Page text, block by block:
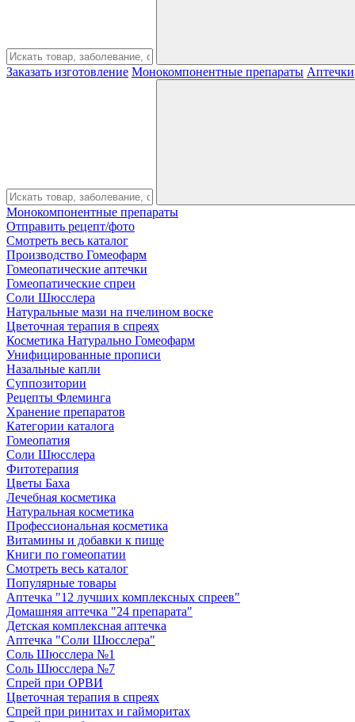
Заказать изготовление Монокомпонентные препараты Аптечки
Монокомпонентные препараты
Отправить рецепт/фото
Смотреть весь каталог
Производство Гомеофарм
Гомеопатические аптечки
Гомеопатические спреи
Соли Шюсслера
Натуральные мази на пчелином воске
Цветочная терапия в спреях
Косметика Натурально Гомеофарм
Унифицированные прописи
Назальные капли
Суппозитории
Рецепты Флеминга
Хранение препаратов
Категории каталога
Гомеопатия
Соли Шюсслера
Фитотерапия
Цветы Баха
Лечебная косметика
Натуральная косметика
Профессиональная косметика
Витамины и добавки к пище
Книги по гомеопатии
Смотреть весь каталог
Популярные товары
Аптечка "12 лучших комплексных спреев"
Домашняя аптечка "24 препарата"
Детская комплексная аптечка
Аптечка "Соли Шюсслера"
Соль Шюсслера №1
Соль Шюсслера №7
Спрей при ОРВИ
Цветочная терапия в спреях
Спрей при ринитах и гайморитах